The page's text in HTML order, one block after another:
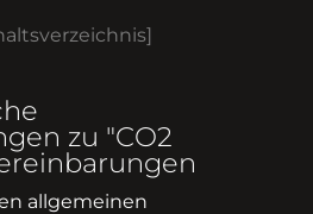
zu "CO2
allgemeinen